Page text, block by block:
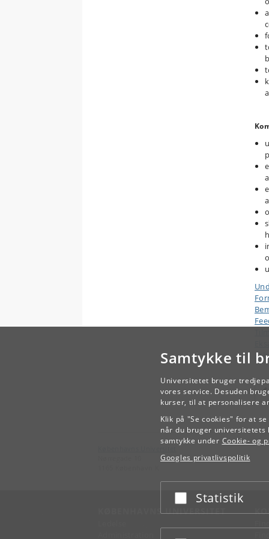
Samtykke til
Universitetet bruger
vores service. Desuden
kurser, til at personalisere
Klik på "Se cookies" for at
når du bruger universitetets
samtykke under Cookie- og
Googles privatlivspolitik
Acceptér eller afslå
Statistik
KØBENHAVNS UNIVERSITET